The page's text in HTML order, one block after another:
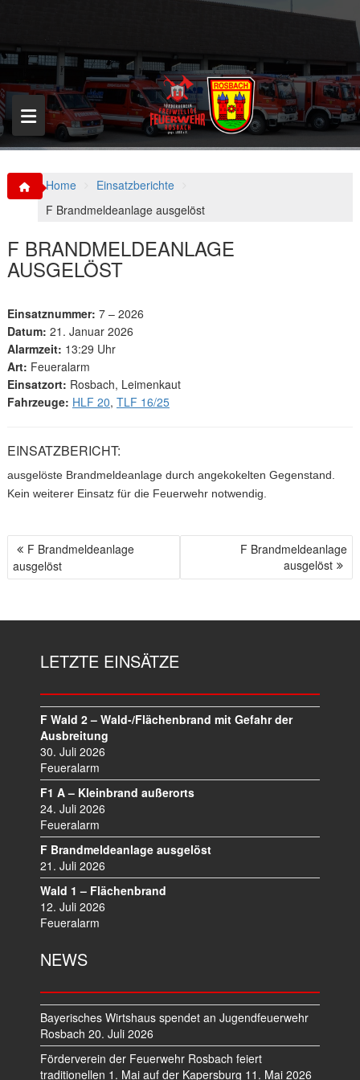
p
o
c
o
n
t
Home
Einsatzberichte
F Brandmeldeanlage ausgelöst
F BRANDMELDEANLAGE
AUSGELÖST
Einsatznummer: 7 – 2026
Datum: 21. Januar 2026
Alarmzeit: 13:29 Uhr
Art: Feueralarm
Einsatzort: Rosbach, Leimenkaut
Fahrzeuge: HLF 20, TLF 16/25
EINSATZBERICHT:
ausgelöste Brandmeldeanlage durch angekokelten Gegenstand.
Kein weiterer Einsatz für die Feuerwehr notwendig.
B
E
F Brandmeldeanlage
ausgelöst
F Brandmeldeanlage
ausgelöst
LETZTE EINSÄTZE
F Wald 2 – Wald-/Flächenbrand mit Gefahr der
Ausbreitung
30. Juli 2026
Feueralarm
F1 A – Kleinbrand außerorts
24. Juli 2026
Feueralarm
F Brandmeldeanlage ausgelöst
21. Juli 2026
Wald 1 – Flächenbrand
12. Juli 2026
Feueralarm
NEWS
Bayerisches Wirtshaus spendet an Jugendfeuerwehr
Rosbach 20. Juli 2026
Förderverein der Feuerwehr Rosbach feiert
traditionellen 1. Mai auf der Kapersburg 11. Mai 2026